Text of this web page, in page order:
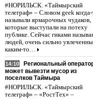
#НОРИЛЬСК. «Таймырский
телеграф» – Словом geek когда-
называли ярмарочных чудаков,
которые выступали на потеху
публике. Сейчас гиками
людей, очень сильно
каким-то…
14:10
Региональный
может вывезти мусор из
поселков Таймыра
#НОРИЛЬСК. «Таймырский
телеграф» – «РостТех» –